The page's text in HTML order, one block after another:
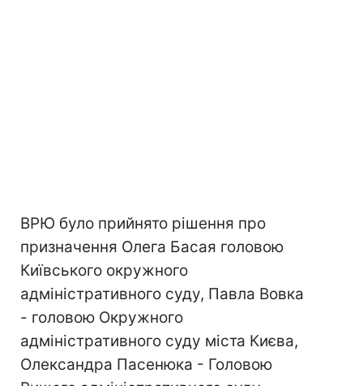
ВРЮ було прийнято рішення про
призначення Олега Басая головою
Київського окружного
адміністративного суду, Павла Вовка
- головою Окружного
адміністративного суду міста Києва,
Олександра Пасенюка - Головою